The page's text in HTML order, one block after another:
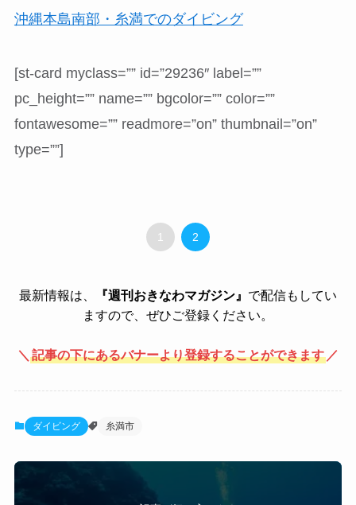
沖縄本島南部・糸満でのダイビング
[st-card myclass=”” id=”29236″ label=””
pc_height=”” name=”” bgcolor=”” color=””
fontawesome=”” readmore=”on” thumbnail=”on”
type=””]
1 2
最新情報は、 『週刊おきなわマガジン』 で配信もしてい
ますので、ぜひご登録ください。
＼ 記事の下にあるバナーより登録することができます ／
ダイビング 糸満市